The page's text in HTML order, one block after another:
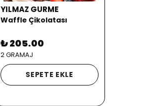
YILMAZ GURME
Waffle Çikolatası
₺ 205.00
2 GRAMAJ
SEPETE EKLE